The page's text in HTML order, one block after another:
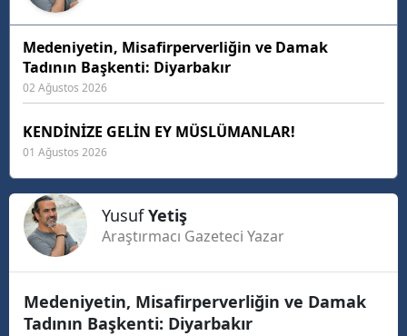
Medeniyetin, Misafirperverliğin ve Damak
Tadının Başkenti: Diyarbakır
02 Ağustos 2026
KENDİNİZE GELİN EY MÜSLÜMANLAR!
01 Ağustos 2026
YusufYetiş
Araştırmacı Gazeteci Yazar
Medeniyetin, Misafirperverliğin ve Damak
Tadının Başkenti: Diyarbakır